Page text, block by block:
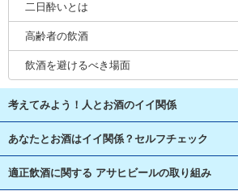
二日酔いとは
高齢者の飲酒
飲酒を避けるべき場面
考えてみよう！人とお酒のイイ関係
あなたとお酒はイイ関係？セルフチェック
適正飲酒に関する アサヒビールの取り組み